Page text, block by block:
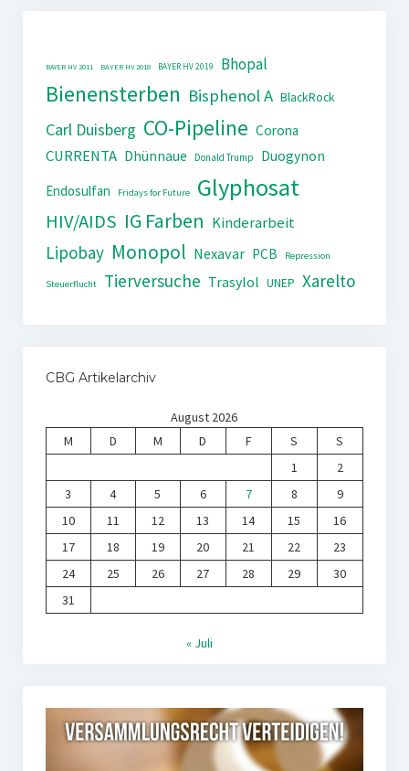
BAYER HV 2011 BAYER HV 2018 BAYER HV 2019 Bhopal
Bienensterben Bisphenol A BlackRock
Carl Duisberg CO-Pipeline Corona
CURRENTA Dhünnaue Donald Trump
Duogynon
Endosulfan
Fridays for Future Glyphosat
HIV/AIDS IG Farben Kinderarbeit
Lipobay Monopol Nexavar PCB Repression
Steuerflucht Tierversuche Trasylol UNEP Xarelto
CBG Artikelarchiv
August 2026
M
D M D F S
S
1
2
3
4 5 6 7 8
9
10
11 12 13 14 15
16
17
18 19 20 21 22
23
24
25 26 27 28 29
30
31
« Juli